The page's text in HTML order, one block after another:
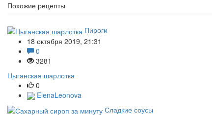
Похожие рецепты
Пироги
18 октября 2019, 21:31
0
3281
Цыганская шарлотка
0
ElenaLeonova
Сладкие соусы